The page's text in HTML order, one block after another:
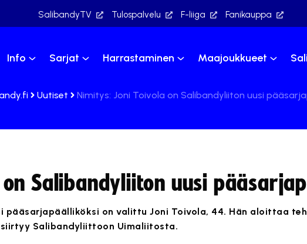
SalibandyTV Tulospalvelu F-liiga Fanikauppa
Info Sarjat Harrastaminen Maajoukkueet
Uutiset Nimitys: Joni Toivola on Salibandyliiton uusi
on Salibandyliiton uusi
pääsarjapäälliköksi on valittu Joni Toivola, 44. Hän aloittaa
Salibandyliittoon Uimaliitosta.